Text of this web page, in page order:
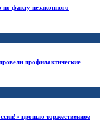
факту незаконного
профилактические
прошло торжественное